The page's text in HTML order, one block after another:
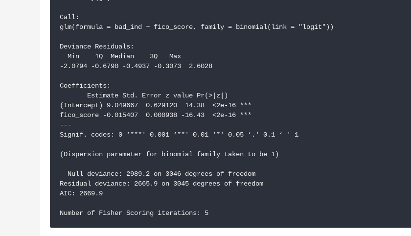
Call:
glm(formula = bad_ind ~ fico_score, family = binomial(link = "logit"))
Deviance Residuals:
  Min    1Q  Median    3Q   Max
-2.0794 -0.6790 -0.4937 -0.3073  2.6028
Coefficients:
       Estimate Std. Error z value Pr(>|z|)
(Intercept) 9.049667  0.629120  14.38  <2e-16 ***
fico_score -0.015407  0.000938 -16.43  <2e-16 ***
---
Signif. codes: 0 ‘***' 0.001 ‘**' 0.01 ‘*' 0.05 ‘.' 0.1 ‘ ' 1
(Dispersion parameter for binomial family taken to be 1)
  Null deviance: 2989.2 on 3046 degrees of freedom
Residual deviance: 2665.9 on 3045 degrees of freedom
AIC: 2669.9
Number of Fisher Scoring iterations: 5